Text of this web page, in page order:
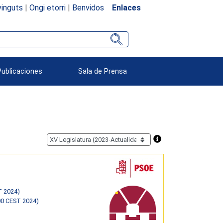
| Ongi etorri| Benvidos Enlaces
Sala de Prensa
2024)
CEST 2024)